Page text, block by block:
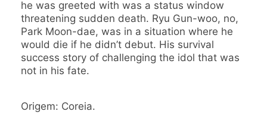
he was greeted with was a status window
threatening sudden death. Ryu Gun-woo, no,
Park Moon-dae, was in a situation where he
would die if he didn’t debut. His survival
success story of challenging the idol that was
not in his fate.
Origem: Coreia.